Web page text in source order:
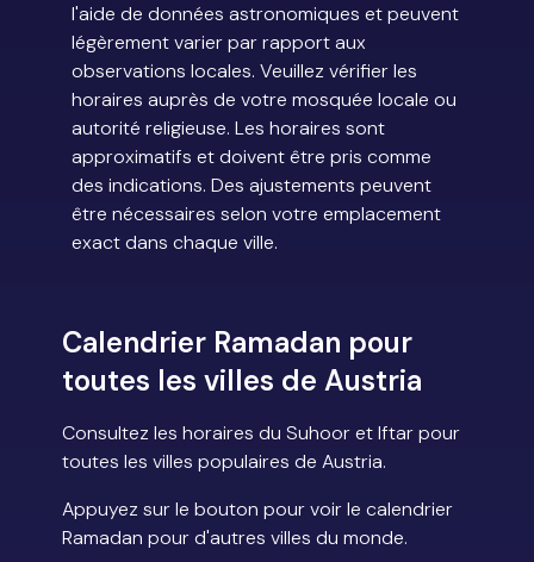
l'aide de données astronomiques et peuvent
légèrement varier par rapport aux
observations locales. Veuillez vérifier les
horaires auprès de votre mosquée locale ou
autorité religieuse. Les horaires sont
approximatifs et doivent être pris comme
des indications. Des ajustements peuvent
être nécessaires selon votre emplacement
exact dans chaque ville.
Calendrier Ramadan pour
toutes les villes de Austria
Consultez les horaires du Suhoor et Iftar pour
toutes les villes populaires de Austria.
Appuyez sur le bouton pour voir le calendrier
Ramadan pour d'autres villes du monde.